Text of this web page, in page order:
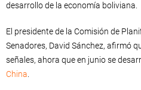
desarrollo de la economía boliviana.
El presidente de la Comisión de
Senadores, David Sánchez, afirmó
señales, ahora que en junio se
China